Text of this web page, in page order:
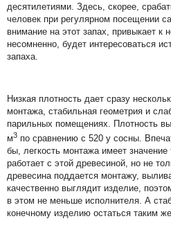
десятилетиями. Здесь, скорее,
человек при регулярном посещении
внимание на этот запах, привыкает к
несомненно, будет интересоваться
запаха.
Низкая плотность дает сразу
монтажа, стабильная геометрия и
парильных помещениях. Плотность
м3 по сравнению с 520 у сосны.
бы, легкость монтажа имеет
работает с этой древесиной, но не
древесина поддается монтажу,
качественно выглядит изделие,
в этом не меньше исполнителя. А
конечному изделию остаться таким